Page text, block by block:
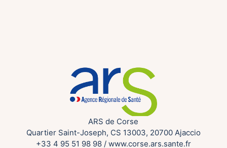
ARS de Corse
Quartier Saint-Joseph, CS 13003, 20700 Ajaccio
+33 4 95 51 98 98/ www.corse.ars.sante.fr